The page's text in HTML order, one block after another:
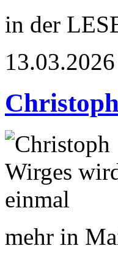
in der
mehr in